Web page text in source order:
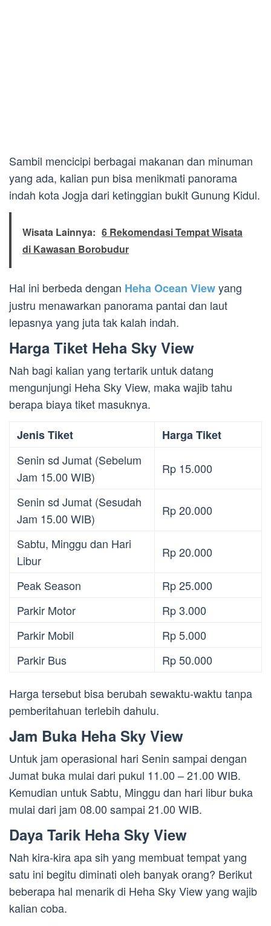
Sambil mencicipi berbagai makanan dan minuman
yang ada, kalian pun bisa menikmati panorama
indah kota Jogja dari ketinggian bukit Gunung Kidul.
Wisata Lainnya: 6 Rekomendasi Tempat Wisata
di Kawasan Borobudur
Hal ini berbeda dengan Heha Ocean Viewyang
justru menawarkan panorama pantai dan laut
lepasnya yang juta tak kalah indah.
Harga Tiket Heha Sky View
Nah bagi kalian yang tertarik untuk datang
mengunjungi Heha Sky View, maka wajib tahu
berapa biaya tiket masuknya.
Jenis Tiket
Harga Tiket
Senin sd Jumat (Sebelum
Jam 15.00 WIB)
Rp 15.000
Senin sd Jumat (Sesudah
Jam 15.00 WIB)
Rp 20.000
Sabtu, Minggu dan Hari
Libur
Rp 20.000
Peak Season
Rp 25.000
Parkir Motor
Rp 3.000
Parkir Mobil
Rp 5.000
Parkir Bus
Rp 50.000
Harga tersebut bisa berubah sewaktu-waktu tanpa
pemberitahuan terlebih dahulu.
Jam Buka Heha Sky View
Untuk jam operasional hari Senin sampai dengan
Jumat buka mulai dari pukul 11.00 – 21.00 WIB.
Kemudian untuk Sabtu, Minggu dan hari libur buka
mulai dari jam 08.00 sampai 21.00 WIB.
Daya Tarik Heha Sky View
Nah kira-kira apa sih yang membuat tempat yang
satu ini begitu diminati oleh banyak orang? Berikut
beberapa hal menarik di Heha Sky View yang wajib
kalian coba.